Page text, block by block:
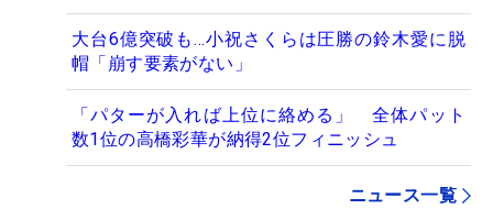
大台6億突破も…小祝さくらは圧勝の鈴木愛に脱
帽「崩す要素がない」
「パターが入れば上位に絡める」 全体パット
数1位の高橋彩華が納得2位フィニッシュ
ニュース一覧